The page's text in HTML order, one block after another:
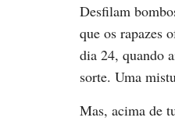
Desfilam
que os rapazes
dia 24, quando
sorte. Uma
Mas, acima de